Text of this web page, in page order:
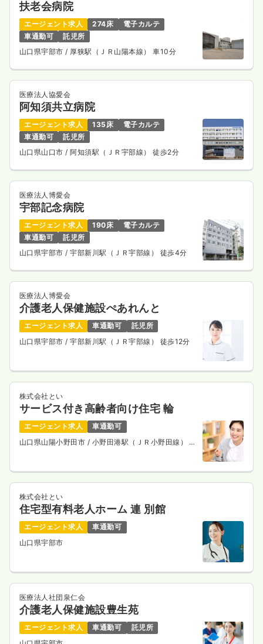
扶老会病院
エージェント求人 274床
電子カルテ
車通勤可
託児所
山口県宇部市/ 厚狭駅（ＪＲ山陽本線） 車10分
医療法人協愛会
阿知須共立病院
エージェント求人 135床
電子カルテ
車通勤可
託児所
山口県山口市/ 阿知須駅（ＪＲ宇部線） 徒歩2分
医療法人博愛会
宇部記念病院
エージェント求人 190床
電子カルテ
車通勤可
託児所
山口県宇部市/ 宇部新川駅（ＪＲ宇部線） 徒歩4分
医療法人博愛会
介護老人保健施設ぺあれんと
エージェント求人 車通勤可
託児所
山口県宇部市 / 宇部新川駅（ＪＲ宇部線） 徒歩12分
株式会社とい
サービス付き高齢者向け住宅 輪
エージェント求人
車通勤可
山口県山陽小野田市 / 小野田港駅（ＪＲ小野田線） 徒
株式会社とい
住宅型有料老人ホーム 連 別館
エージェント求人
車通勤可
山口県宇部市
医療法人社団泉仁会
介護老人保健施設豊生苑
エージェント求人 車通勤可
託児所